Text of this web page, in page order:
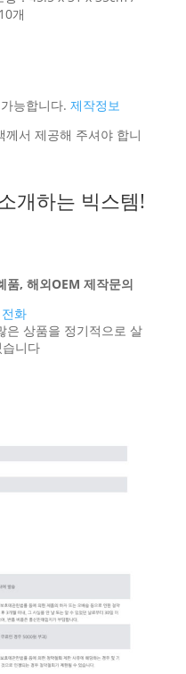
개
능합니다. 제작정보
서 제공해 주셔야 합니
개하는 빅스템!
품, 해외OEM 제작문의
은 상품을 정기적으로 살
니다